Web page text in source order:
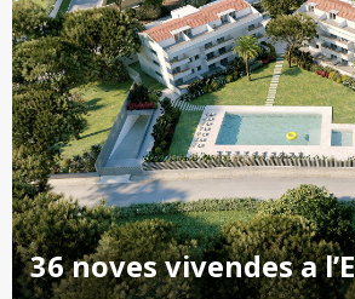
36 noves vivendes a